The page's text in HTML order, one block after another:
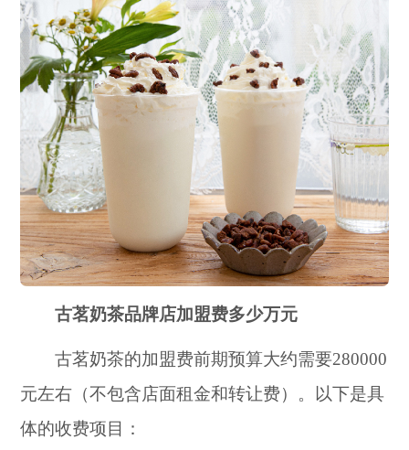
古茗奶茶品牌店加盟费多少万元
古茗奶茶的加盟费前期预算大约需要280000
元左右（不包含店面租金和转让费）。以下是具
体的收费项目：